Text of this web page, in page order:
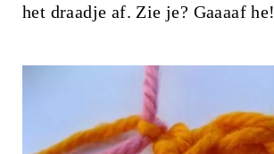
het draadje af. Zie je? Gaaaaf he!